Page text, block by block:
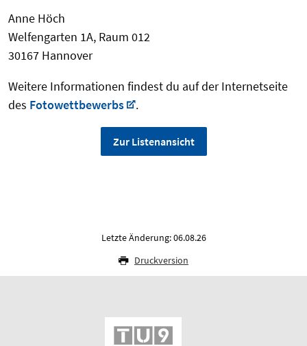
Anne Höch
Welfengarten 1A, Raum 012
30167 Hannover
Weitere Informationen findest du auf der Internetseite
des Fotowettbewerbs .
Zur Listenansicht
Letzte Änderung: 06.08.26
Druckversion